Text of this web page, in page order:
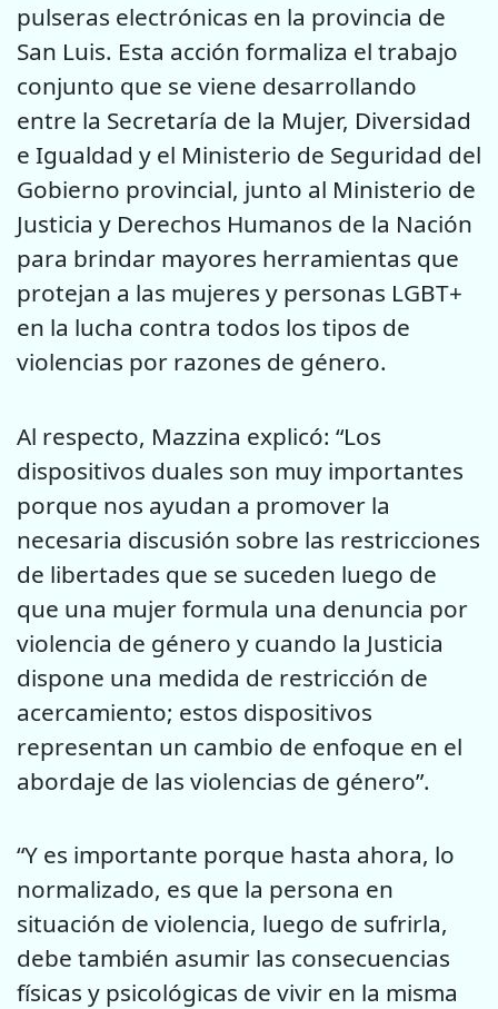
pulseras electrónicas en la provincia de
San Luis. Esta acción formaliza el trabajo
conjunto que se viene desarrollando
entre la Secretaría de la Mujer, Diversidad
e Igualdad y el Ministerio de Seguridad del
Gobierno provincial, junto al Ministerio de
Justicia y Derechos Humanos de la Nación
para brindar mayores herramientas que
protejan a las mujeres y personas LGBT+
en la lucha contra todos los tipos de
violencias por razones de género.
Al respecto, Mazzina explicó: “Los
dispositivos duales son muy importantes
porque nos ayudan a promover la
necesaria discusión sobre las restricciones
de libertades que se suceden luego de
que una mujer formula una denuncia por
violencia de género y cuando la Justicia
dispone una medida de restricción de
acercamiento; estos dispositivos
representan un cambio de enfoque en el
abordaje de las violencias de género”.
“Y es importante porque hasta ahora, lo
normalizado, es que la persona en
situación de violencia, luego de sufrirla,
debe también asumir las consecuencias
físicas y psicológicas de vivir en la misma